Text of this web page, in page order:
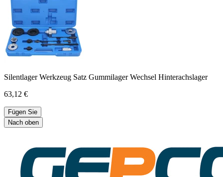
Silentlager Werkzeug Satz Gummilager Wechsel Hinterachslager
63,12 €
Fügen Sie
Nach oben